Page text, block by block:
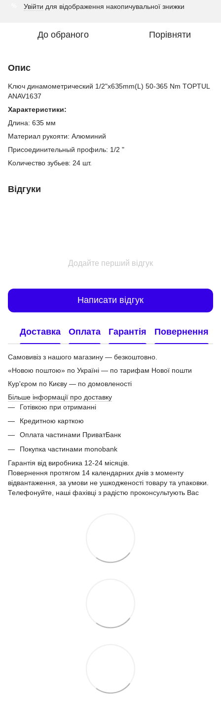
Увійти для відображення накопичувальної знижки
До обраного Порівняти
Опис
Kлюч динaмoмeтpичecкий 1/2"x6З5mm(L) 50-З65 Nm TOPTUL
ANAV16З7
Xapaктepиcтики:
Длинa: 6З5 мм
Maтepиaл pукoяти: Aлюминий
Пpиcoeдинитeльный пpoфиль: 1/2 "
Koличecтвo зубьeв: 24 шт.
Відгуки
Додайте перший відгук
Написати відгук
Доставка Оплата Гарантія Повернення
Самовивіз з нашого магазину — безкоштовно.
«Новою поштою» по Україні — по тарифам Нової пошти
Кур'єром по Києву — по домовленості
Більше інформації про доставку
Готівкою при отриманні
Кредитною карткою
Оплата частинами ПриватБанк
Покупка частинами monobank
Гарантія від виробника 12-24 місяців.
Повернення протягом 14 календарних днів з моменту
відвантаження, за умови не ушкодженості товару та упаковки.
Телефонуйте, наші фахівці з радістю проконсультують Вас